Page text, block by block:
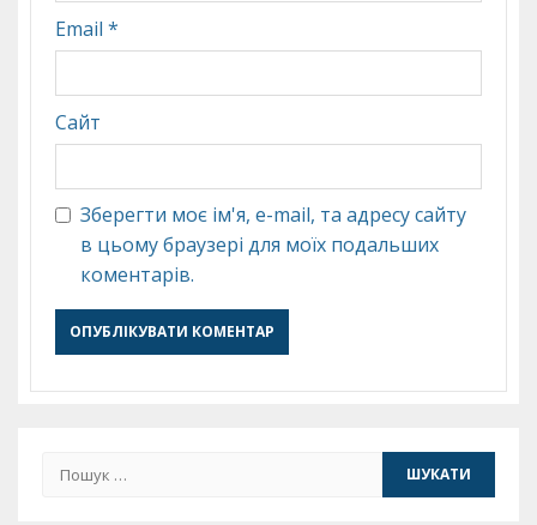
Email *
Сайт
Зберегти моє ім'я, e-mail, та адресу сайту
в цьому браузері для моїх подальших
коментарів.
Пошук: